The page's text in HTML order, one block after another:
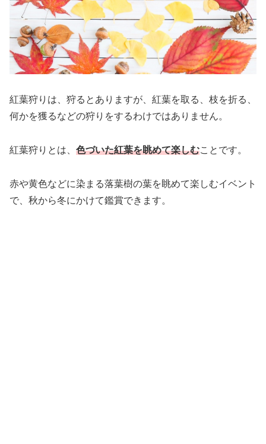
紅葉狩りは、狩るとありますが、紅葉を取る、枝を折る、
何かを獲るなどの狩りをするわけではありません。
紅葉狩りとは、 色づいた紅葉を眺めて楽しむことです。
赤や黄色などに染まる落葉樹の葉を眺めて楽しむイベント
で、秋から冬にかけて鑑賞できます。